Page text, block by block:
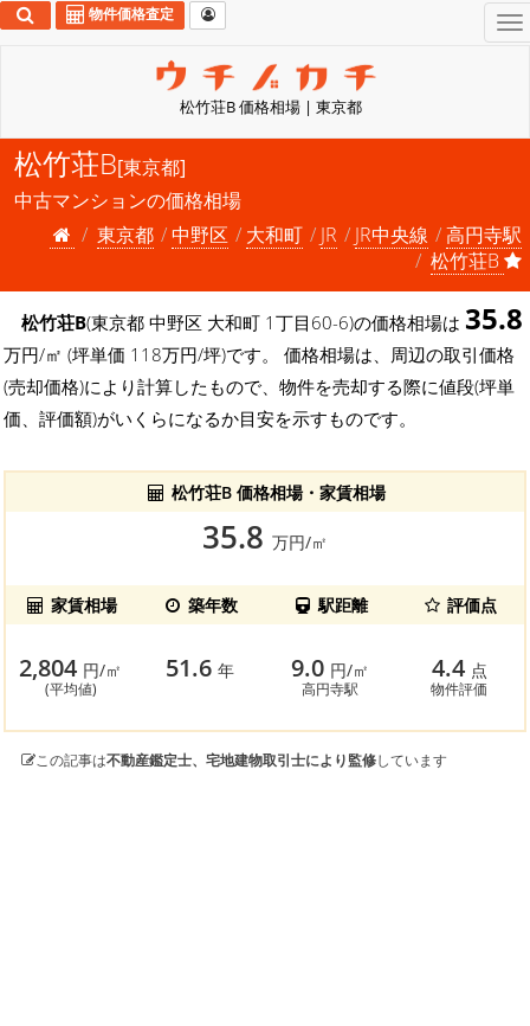
松竹荘B 価格相場 | 東京都
物件価格査定
松竹荘B[東京都]
中古マンションの価格相場
東京都
中野区 大和町 JR JR中央線
高円寺駅
松竹荘B
松竹荘B(東京都 中野区 大和町 1丁目60-6)の価格相場は 35.8
万円/㎡ (坪単価 118万円/坪)です。 価格相場は、周辺の取引価格
(売却価格)により計算したもので、物件を売却する際に値段(坪単
価、評価額)がいくらになるか目安を示すものです。
松竹荘B 価格相場・家賃相場
35.8 万円/㎡
家賃相場 築年数 駅距離 評価点
2,804 円/㎡
(平均値)
51.6年 9.0 円/㎡
高円寺駅
4.4 点
物件評価
この記事は不動産鑑定士、宅地建物取引士により監修しています